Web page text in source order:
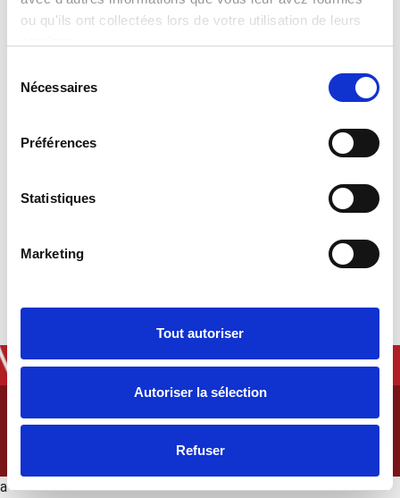
ou qu'ils ont collectées lors de votre utilisation de leurs
Nécessaires
Préférences
Statistiques
Marketing
Tout autoriser
Autoriser la sélection
Refuser
© 2026 - GÎTE L'HIRONDELLE.
a